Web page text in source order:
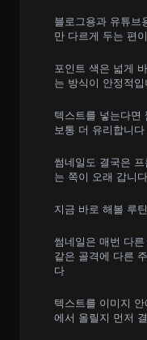
블로그용과 유튜브
만 다르게 두는 편
포인트 색은 넓게
는 방식이 안정적입
텍스트를 넣는다
보통 더 유리합니다
썸네일도 결국은
는 쪽이 오래 갑니다
지금 바로 해볼 루틴
썸네일은 매번 다
같은 골격에 다른
다
텍스트를 이미지
에서 올릴지 먼저